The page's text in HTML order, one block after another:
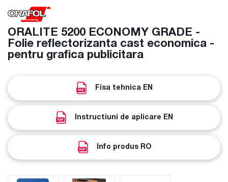
ORALITE 5200 ECONOMY GRADE -
Folie reflectorizanta cast economica -
pentru grafica publicitara
Fisa tehnica EN
Instructiuni de aplicare EN
Info produs RO